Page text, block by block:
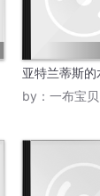
亚特兰蒂斯的
by： 一布宝贝